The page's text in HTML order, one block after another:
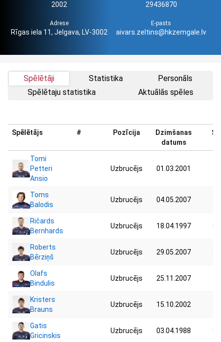
2002 29436870
Adrese
Rīgas iela 11, Jelgava, LV-3002
E-pasts
aivars.zeltins@hkzemgale.lv
Spēlētāji Statistika
Personāls
Spēlētaju statistika
Aktuālās spēles
Spēlētājs # Pozīcija
Dzimšanas
datums
Tomi
Petteri
Ansio
Uzbrucējs 01.03.2001
Toms
Balodis
Uzbrucējs 04.05.2007
Ričards
Bernhards
Uzbrucējs 18.04.1997
Roberts
Bērziņš
Uzbrucējs 29.05.2007
Olafs
Bindulis
Uzbrucējs 25.11.2007
Kristers
Brauns
Uzbrucējs 15.10.2002
Gatis
Gricinskis
Uzbrucējs 03.04.1988